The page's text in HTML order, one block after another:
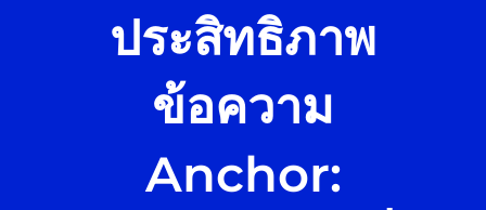
ประสิทธิภาพ
ข้อความ
Anchor: